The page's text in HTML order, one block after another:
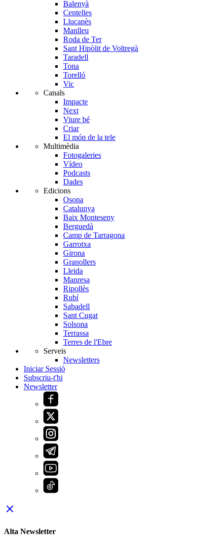
Balenyà
Centelles
Lluçanès
Manlleu
Roda de Ter
Sant Hipòlit de Voltregà
Taradell
Tona
Torelló
Vic
Canals
Impacte
Next
Viure bé
Criar
El món de la tele
Multimèdia
Fotogaleries
Vídeo
Podcasts
Dades
Edicions
Osona
Catalunya
Baix Monteseny
Berguedà
Camp de Tarragona
Garrotxa
Girona
Granollers
Lleida
Manresa
Ripollès
Rubí
Sabadell
Sant Cugat
Solsona
Terrassa
Terres de l'Ebre
Serveis
Newsletters
Iniciar Sessió
Subscriu-t'hi
Newsletter
close
Alta Newsletter